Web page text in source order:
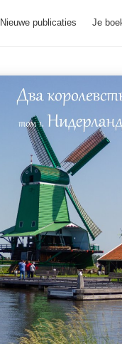
Nieuwe publicaties Je